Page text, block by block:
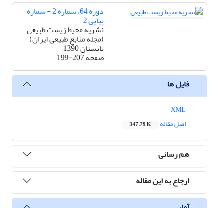
دوره 64، شماره 2 - شماره
پیاپی 2
نشریه محیط زیست طبیعی
(مجله منابع طبیعی ایران)
تابستان 1390
صفحه199-207
فایل ها
اصل مقاله
347.79 K
هم رسانی
ارجاع به این مقاله